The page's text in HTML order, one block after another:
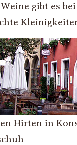
gibt es
Hirten in